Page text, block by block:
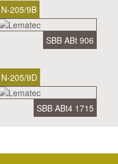
N-205/9B
SBB ABt 906
N-205/9D
SBB ABt4 1715